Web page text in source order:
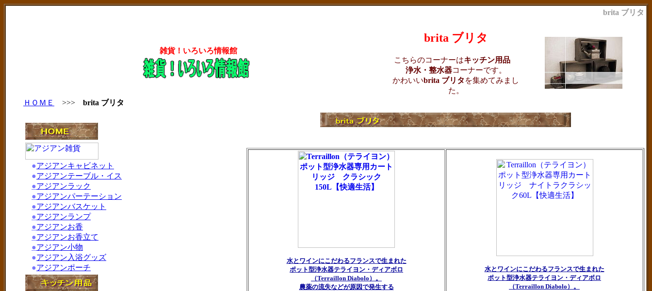
brita ブリタ
雑貨！いろいろ情報館
brita ブリタ
こちらのコーナーはキッチン用品
浄水・整水器コーナーです。
かわいいbrita ブリタ を集めてみまし
た。
ＨＯＭＥ
>>> brita ブリタ
水とワインにこだわるフランスで生まれた
ポット型浄水器テライヨン・ディアボロ
（Terraillon Diabolo）。
農薬の流失などが原因で発生する
水とワインにこだわるフランスで生まれた
ポット型浄水器テライヨン・ディアボロ
（Terraillon Diabolo）。
●アジアンキャビネット
●アジアンテーブル・イス
●アジアンラック
●アジアンパーテーション
●アジアンバスケット
●アジアンランプ
●アジアンお香
●アジアンお香立て
●アジアン小物
●アジアン入浴グッズ
●アジアンポーチ